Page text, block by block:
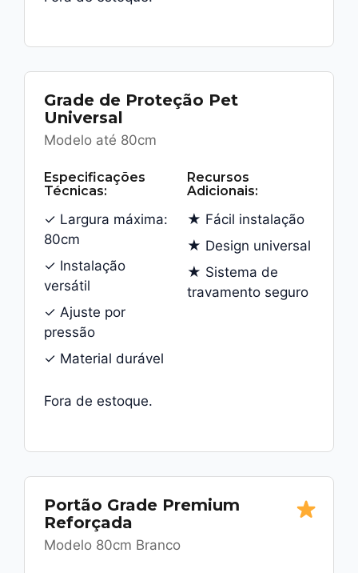
Grade de Proteção Pet
Universal
Modelo até 80cm
Especificações
Técnicas:
✓ Largura máxima:
80cm
✓ Instalação
versátil
✓ Ajuste por
pressão
✓ Material durável
Recursos
Adicionais:
★ Fácil instalação
★ Design universal
★ Sistema de
travamento seguro
Fora de estoque.
Portão Grade Premium
Reforçada
Modelo 80cm Branco